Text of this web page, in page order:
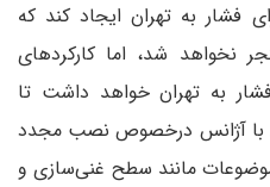
فشار به تهران ایجاد کند که
نخواهد شد، اما کارکردهای
به تهران خواهد داشت تا
با آژانس درخصوص نصب مجدد
مانند سطح غنی‌سازی و